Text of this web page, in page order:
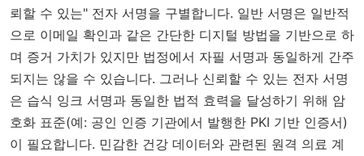
뢰할 수 있는" 전자 서명을 구별합니다. 일반 서명은 일반적
으로 이메일 확인과 같은 간단한 디지털 방법을 기반으로 하
며 증거 가치가 있지만 법정에서 자필 서명과 동일하게 간주
되지는 않을 수 있습니다. 그러나 신뢰할 수 있는 전자 서명
은 습식 잉크 서명과 동일한 법적 효력을 달성하기 위해 암
호화 표준(예: 공인 인증 기관에서 발행한 PKI 기반 인증서)
이 필요합니다. 민감한 건강 데이터와 관련된 원격 의료 계